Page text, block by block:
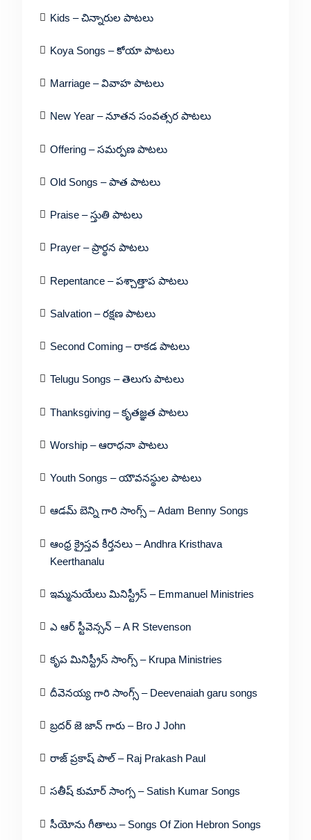
Kids – చిన్నారుల పాటలు
Koya Songs – కోయా పాటలు
Marriage – వివాహ పాటలు
New Year – నూతన సంవత్సర పాటలు
Offering – సమర్పణ పాటలు
Old Songs – పాత పాటలు
Praise – స్తుతి పాటలు
Prayer – ప్రార్థన పాటలు
Repentance – పశ్చాత్తాప పాటలు
Salvation – రక్షణ పాటలు
Second Coming – రాకడ పాటలు
Telugu Songs – తెలుగు పాటలు
Thanksgiving – కృతజ్ఞత పాటలు
Worship – ఆరాధనా పాటలు
Youth Songs – యౌవనస్థుల పాటలు
ఆడమ్ బెన్ని గారి సాంగ్స్ – Adam Benny Songs
ఆంధ్ర క్రైస్తవ కీర్తనలు – Andhra Kristhava
Keerthanalu
ఇమ్మనుయేలు మినిస్ట్రీస్ – Emmanuel Ministries
ఎ ఆర్ స్టీవెన్సన్ – A R Stevenson
కృప మినిస్ట్రీస్ సాంగ్స్ – Krupa Ministries
దీవెనయ్య గారి సాంగ్స్ – Deevenaiah garu songs
బ్రదర్ జె జాన్ గారు – Bro J John
రాజ్ ప్రకాష్ పాల్ – Raj Prakash Paul
సతీష్ కుమార్ సాంగ్స – Satish Kumar Songs
సీయోను గీతాలు – Songs Of Zion Hebron Songs